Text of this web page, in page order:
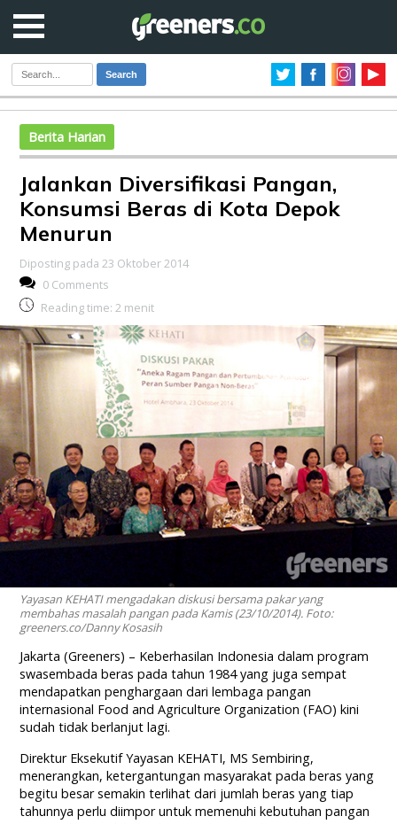
Search
Berita Harian
Jalankan Diversifikasi Pangan,
Konsumsi Beras di Kota Depok
Menurun
Diposting pada 23 Oktober 2014
0 Comments
Reading time: 2 menit
Yayasan KEHATI mengadakan diskusi bersama pakar yang
membahas masalah pangan pada Kamis (23/10/2014). Foto:
greeners.co/Danny Kosasih
Jakarta (Greeners) – Keberhasilan Indonesia dalam program
swasembada beras pada tahun 1984 yang juga sempat
mendapatkan penghargaan dari lembaga pangan
internasional Food and Agriculture Organization (FAO) kini
sudah tidak berlanjut lagi.
Direktur Eksekutif Yayasan KEHATI, MS Sembiring,
menerangkan, ketergantungan masyarakat pada beras yang
begitu besar semakin terlihat dari jumlah beras yang tiap
tahunnya perlu diimpor untuk memenuhi kebutuhan pangan